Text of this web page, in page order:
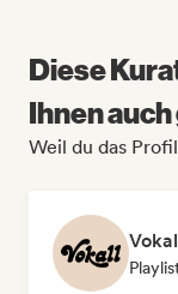
Diese
Ihnen
Weil du das